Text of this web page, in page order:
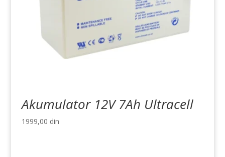
Akumulator 12V 7Ah Ultracell
1999,00 din